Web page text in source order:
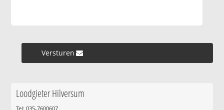
Versturen »
Loodgieter Hilversum
Tel: 035-7600607